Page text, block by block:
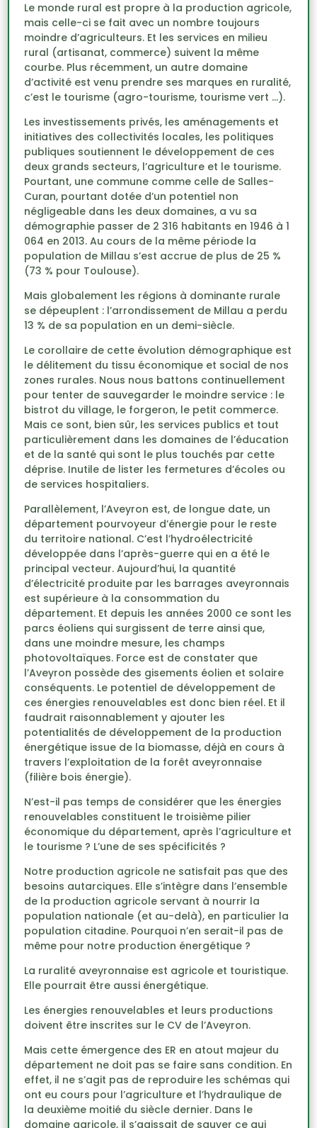
Le monde rural est propre à la production agricole,
mais celle-ci se fait avec un nombre toujours
moindre d’agriculteurs. Et les services en milieu
rural (artisanat, commerce) suivent la même
courbe. Plus récemment, un autre domaine
d’activité est venu prendre ses marques en ruralité,
c’est le tourisme (agro-tourisme, tourisme vert …).
Les investissements privés, les aménagements et
initiatives des collectivités locales, les politiques
publiques soutiennent le développement de ces
deux grands secteurs, l’agriculture et le tourisme.
Pourtant, une commune comme celle de Salles-
Curan, pourtant dotée d’un potentiel non
négligeable dans les deux domaines, a vu sa
démographie passer de 2 316 habitants en 1946 à 1
064 en 2013. Au cours de la même période la
population de Millau s’est accrue de plus de 25 %
(73 % pour Toulouse).
Mais globalement les régions à dominante rurale
se dépeuplent : l’arrondissement de Millau a perdu
13 % de sa population en un demi-siècle.
Le corollaire de cette évolution démographique est
le délitement du tissu économique et social de nos
zones rurales. Nous nous battons continuellement
pour tenter de sauvegarder le moindre service : le
bistrot du village, le forgeron, le petit commerce.
Mais ce sont, bien sûr, les services publics et tout
particulièrement dans les domaines de l’éducation
et de la santé qui sont le plus touchés par cette
déprise. Inutile de lister les fermetures d’écoles ou
de services hospitaliers.
Parallèlement, l’Aveyron est, de longue date, un
département pourvoyeur d’énergie pour le reste
du territoire national. C’est l’hydroélectricité
développée dans l’après-guerre qui en a été le
principal vecteur. Aujourd’hui, la quantité
d’électricité produite par les barrages aveyronnais
est supérieure à la consommation du
département. Et depuis les années 2000 ce sont les
parcs éoliens qui surgissent de terre ainsi que,
dans une moindre mesure, les champs
photovoltaïques. Force est de constater que
l’Aveyron possède des gisements éolien et solaire
conséquents. Le potentiel de développement de
ces énergies renouvelables est donc bien réel. Et il
faudrait raisonnablement y ajouter les
potentialités de développement de la production
énergétique issue de la biomasse, déjà en cours à
travers l’exploitation de la forêt aveyronnaise
(filière bois énergie).
N’est-il pas temps de considérer que les énergies
renouvelables constituent le troisième pilier
économique du département, après l’agriculture et
le tourisme ? L’une de ses spécificités ?
Notre production agricole ne satisfait pas que des
besoins autarciques. Elle s’intègre dans l’ensemble
de la production agricole servant à nourrir la
population nationale (et au-delà), en particulier la
population citadine. Pourquoi n’en serait-il pas de
même pour notre production énergétique ?
La ruralité aveyronnaise est agricole et touristique.
Elle pourrait être aussi énergétique.
Les énergies renouvelables et leurs productions
doivent être inscrites sur le CV de l’Aveyron.
Mais cette émergence des ER en atout majeur du
département ne doit pas se faire sans condition. En
effet, il ne s’agit pas de reproduire les schémas qui
ont eu cours pour l’agriculture et l’hydraulique de
la deuxième moitié du siècle dernier. Dans le
domaine agricole, il s’agissait de sauver ce qui